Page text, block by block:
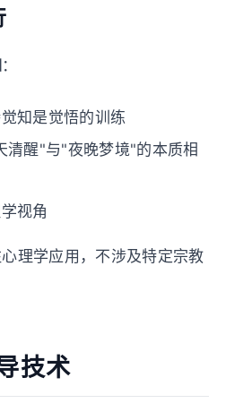
：
知是觉悟的训练
清醒"与"夜晚梦境"的本质相
视角
理学应用，不涉及特定宗教
技术